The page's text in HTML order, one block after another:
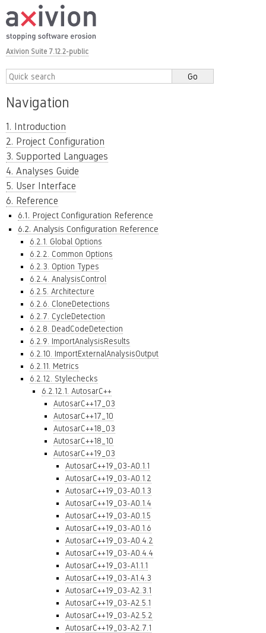
Axivion Suite 7.12.2-public
Navigation
1. Introduction
2. Project Configuration
3. Supported Languages
4. Analyses Guide
5. User Interface
6. Reference
6.1. Project Configuration Reference
6.2. Analysis Configuration Reference
6.2.1. Global Options
6.2.2. Common Options
6.2.3. Option Types
6.2.4. AnalysisControl
6.2.5. Architecture
6.2.6. CloneDetections
6.2.7. CycleDetection
6.2.8. DeadCodeDetection
6.2.9. ImportAnalysisResults
6.2.10. ImportExternalAnalysisOutput
6.2.11. Metrics
6.2.12. Stylechecks
6.2.12.1. AutosarC++
AutosarC++17_03
AutosarC++17_10
AutosarC++18_03
AutosarC++18_10
AutosarC++19_03
AutosarC++19_03-A0.1.1
AutosarC++19_03-A0.1.2
AutosarC++19_03-A0.1.3
AutosarC++19_03-A0.1.4
AutosarC++19_03-A0.1.5
AutosarC++19_03-A0.1.6
AutosarC++19_03-A0.4.2
AutosarC++19_03-A0.4.4
AutosarC++19_03-A1.1.1
AutosarC++19_03-A1.4.3
AutosarC++19_03-A2.3.1
AutosarC++19_03-A2.5.1
AutosarC++19_03-A2.5.2
AutosarC++19_03-A2.7.1